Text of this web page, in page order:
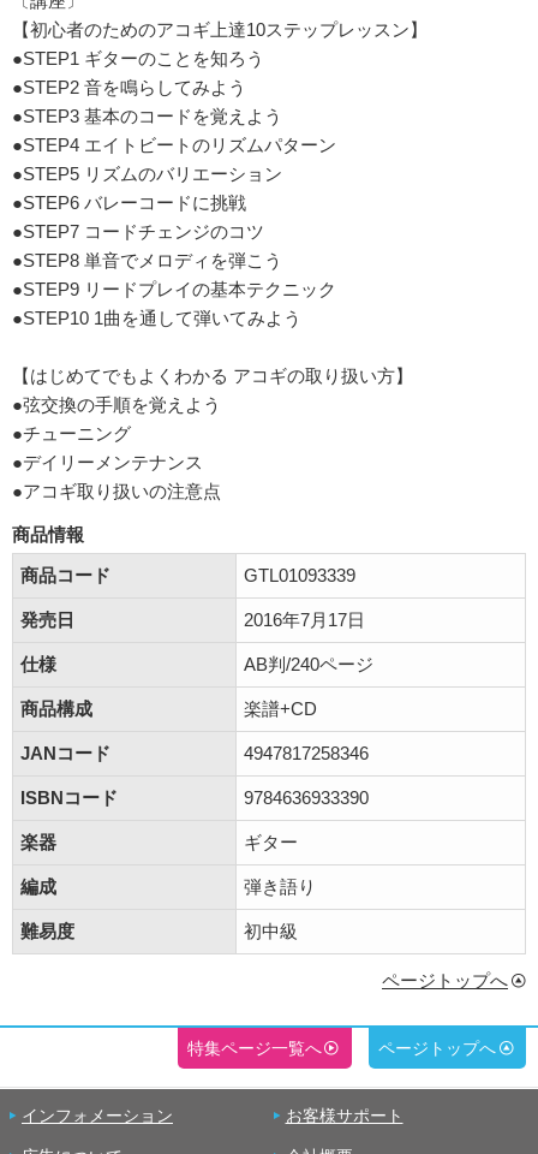
【初心者のためのアコギ上達10ステップレッスン】
●STEP1 ギターのことを知ろう
●STEP2 音を鳴らしてみよう
●STEP3 基本のコードを覚えよう
●STEP4 エイトビートのリズムパターン
●STEP5 リズムのバリエーション
●STEP6 バレーコードに挑戦
●STEP7 コードチェンジのコツ
●STEP8 単音でメロディを弾こう
●STEP9 リードプレイの基本テクニック
●STEP10 1曲を通して弾いてみよう
【はじめてでもよくわかる アコギの取り扱い方】
●弦交換の手順を覚えよう
●チューニング
●デイリーメンテナンス
●アコギ取り扱いの注意点
商品情報
商品コード
GTL01093339
発売日 2016年7月17日
仕様 AB判/240ページ
商品構成 楽譜+CD
JANコード 4947817258346
ISBNコード 9784636933390
楽器 ギター
編成 弾き語り
難易度 初中級
ページトップへ
特集ページ一覧へ ページトップへ
インフォメーション お客様サポート